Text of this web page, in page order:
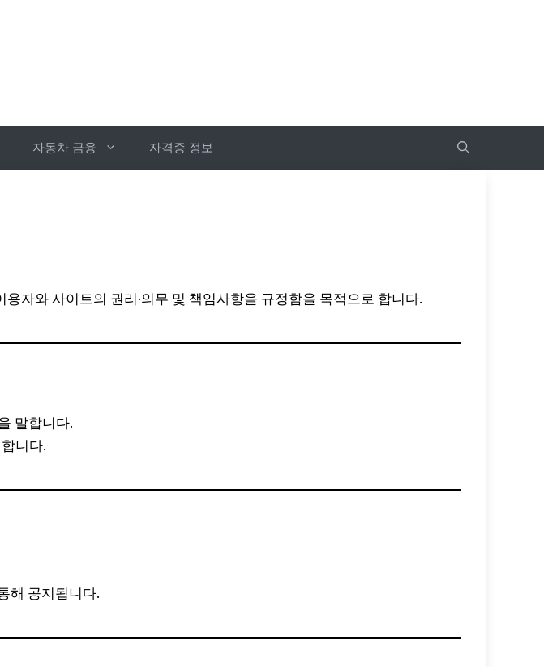
자동차 금융 자격증 정보
자와 사이트의 권리·의무 및 책임사항을 규정함을 목적으로 합니다.
말합니다.
니다.
해 공지됩니다.